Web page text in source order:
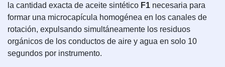
la cantidad exacta de aceite sintético F1 necesaria para
formar una microcapícula homogénea en los canales de
rotación, expulsando simultáneamente los residuos
orgánicos de los conductos de aire y agua en solo 10
segundos por instrumento.